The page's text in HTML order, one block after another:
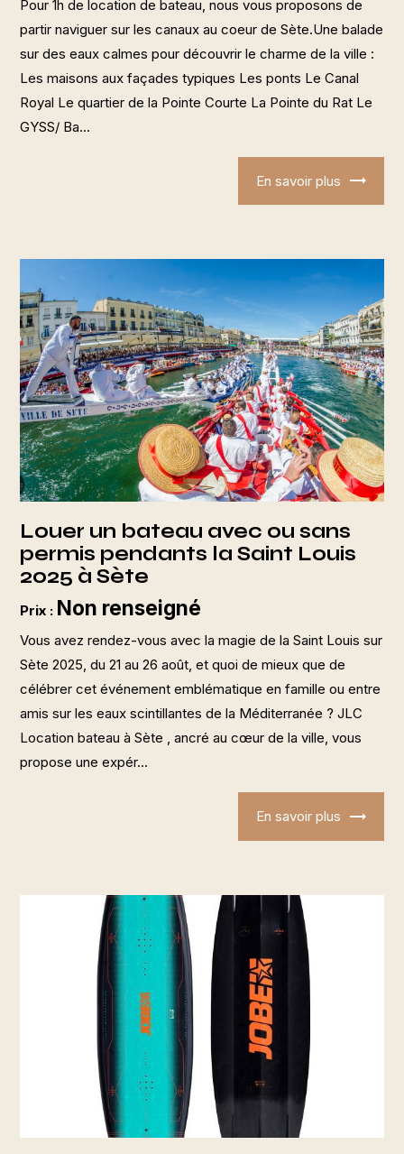
Pour 1h de location de bateau, nous vous proposons de
partir naviguer sur les canaux au coeur de Sète.Une balade
sur des eaux calmes pour découvrir le charme de la ville :
Les maisons aux façades typiques Les ponts Le Canal
Royal Le quartier de la Pointe Courte La Pointe du Rat Le
GYSS/ Ba...
En savoir plus
Louer un bateau avec ou sans
permis pendants la Saint Louis
2025 à Sète
Prix : Non renseigné
Vous avez rendez-vous avec la magie de la Saint Louis sur
Sète 2025, du 21 au 26 août, et quoi de mieux que de
célébrer cet événement emblématique en famille ou entre
amis sur les eaux scintillantes de la Méditerranée ? JLC
Location bateau à Sète , ancré au cœur de la ville, vous
propose une expér...
En savoir plus